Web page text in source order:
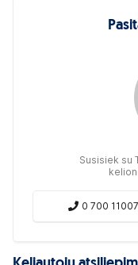
Susisiek su
0 700 11007